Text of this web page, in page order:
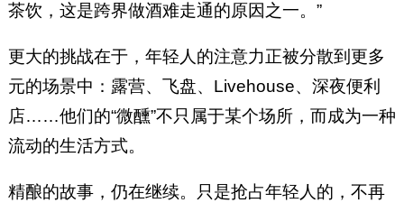
茶饮，这是跨界做酒难走通的原因之一。”
更大的挑战在于，年轻人的注意力正被分散到更多
元的场景中：露营、飞盘、Livehouse、深夜便利
店……他们的“微醺”不只属于某个场所，而成为一种
流动的生活方式。
精酿的故事，仍在继续。只是抢占年轻人的，不再